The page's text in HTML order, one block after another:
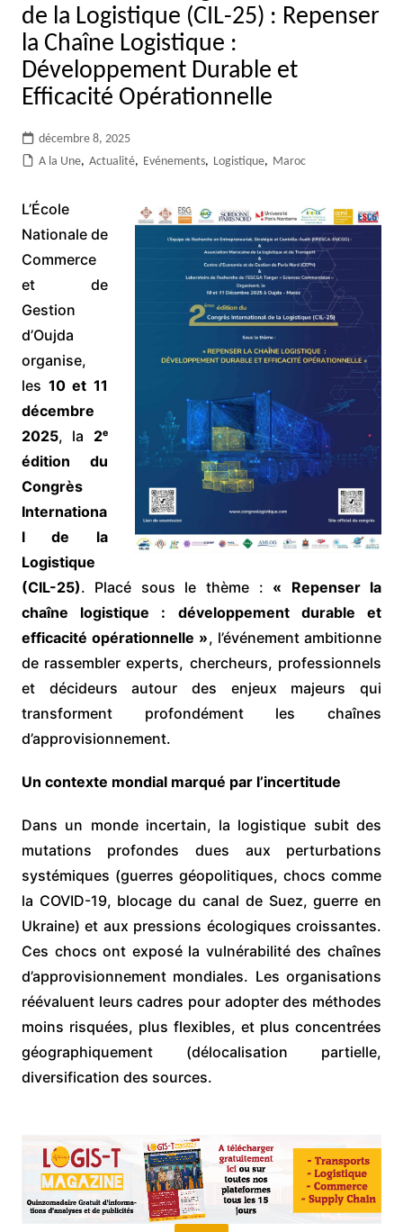
de la Logistique (CIL-25) : Repenser
la Chaîne Logistique :
Développement Durable et
Efficacité Opérationnelle
décembre 8, 2025
A la Une, Actualité, Evénements, Logistique, Maroc
L’École
Nationale de
Commerce
et de
Gestion
d’Oujda
organise,
les 10 et 11
décembre
2025, la 2ᵉ
édition du
Congrès
Internationa
l de la
Logistique
(CIL-25). Placé sous le thème : « Repenser la
chaîne logistique : développement durable et
efficacité opérationnelle », l’événement ambitionne
de rassembler experts, chercheurs, professionnels
et décideurs autour des enjeux majeurs qui
transforment profondément les chaînes
d’approvisionnement.
Un contexte mondial marqué par l’incertitude
Dans un monde incertain, la logistique subit des
mutations profondes dues aux perturbations
systémiques (guerres géopolitiques, chocs comme
la COVID-19, blocage du canal de Suez, guerre en
Ukraine) et aux pressions écologiques croissantes.
Ces chocs ont exposé la vulnérabilité des chaînes
d’approvisionnement mondiales. Les organisations
réévaluent leurs cadres pour adopter des méthodes
moins risquées, plus flexibles, et plus concentrées
géographiquement (délocalisation partielle,
diversification des sources.